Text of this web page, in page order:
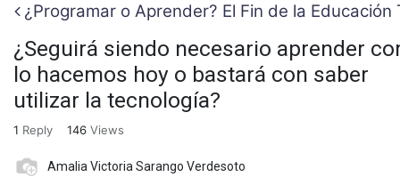
¿Programar o Aprender? El Fin de la Educación
¿Seguirá siendo necesario aprender
lo hacemos hoy o bastará con saber
utilizar la tecnología?
1 Reply 146 Views
Amalia Victoria Sarango Verdesoto